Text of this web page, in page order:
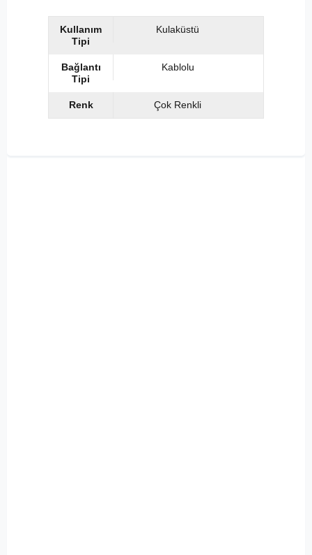
Kullanım
Tipi
Kulaküstü
Bağlantı
Tipi
Kablolu
Renk Çok Renkli